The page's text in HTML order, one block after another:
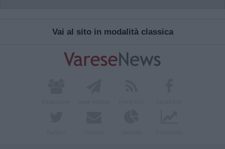
Vai al sito in modalità classica